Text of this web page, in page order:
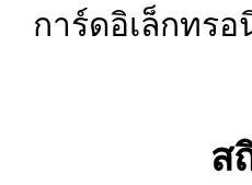
การ์ดอิเล็กทร
ส